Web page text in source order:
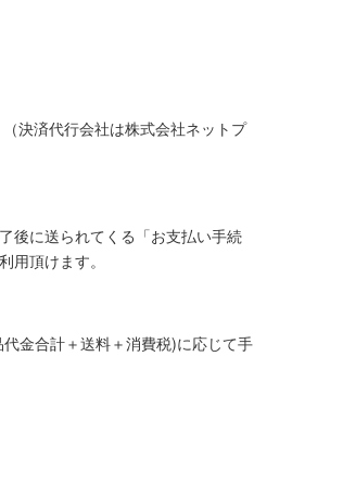
決済代行会社は株式会社ネットプ
後に送られてくる「お支払い手続
用頂けます。
金合計＋送料＋消費税)に応じて手